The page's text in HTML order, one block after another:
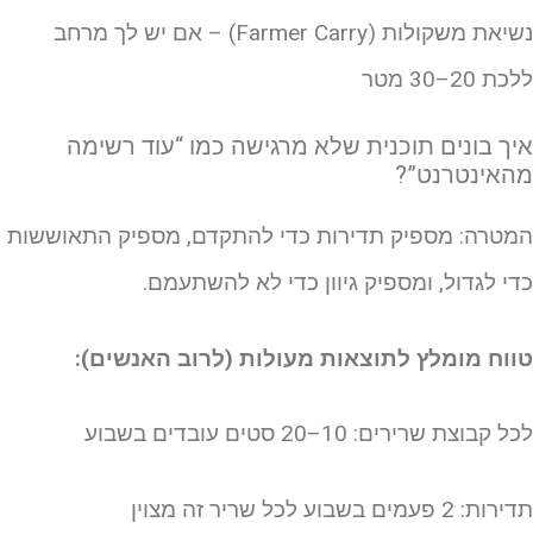
נשיאת משקולות (Farmer Carry) – אם יש לך מרחב
20–30 מטר
בונים תוכנית שלא מרגישה כמו “עוד רשימה
מספיק תדירות כדי להתקדם, מספיק התאוששות
לגדול, ומספיק גיוון כדי לא להשתעמם.
מומלץ לתוצאות מעולות (לרוב האנשים):
קבוצת שרירים: 10–20 סטים עובדים בשבוע
2 פעמים בשבוע לכל שריר זה מצוין